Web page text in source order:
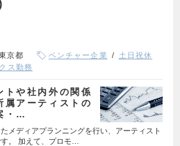
京都 ベンチャー企業
土日祝休
ス勤務
トや社内外の関係
属アーティストの
・…
メディアプランニングを行い、アーティスト
。 加えて、プロモ…